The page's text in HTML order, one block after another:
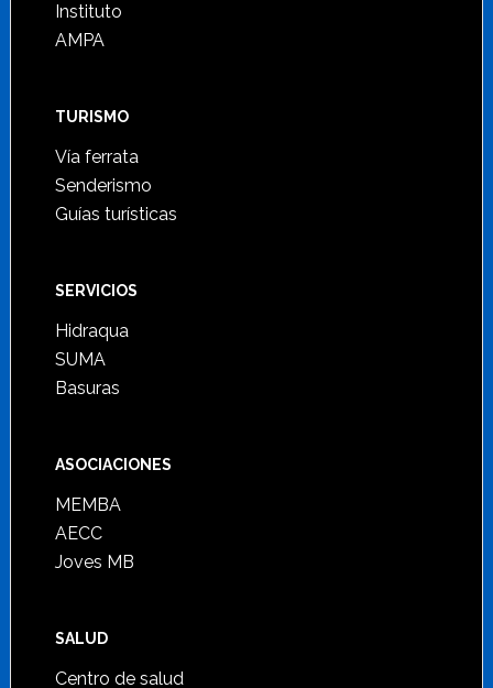
Instituto
AMPA
TURISMO
Vía ferrata
Senderismo
Guías turísticas
SERVICIOS
Hidraqua
SUMA
Basuras
ASOCIACIONES
MEMBA
AECC
Joves MB
SALUD
Centro de salud